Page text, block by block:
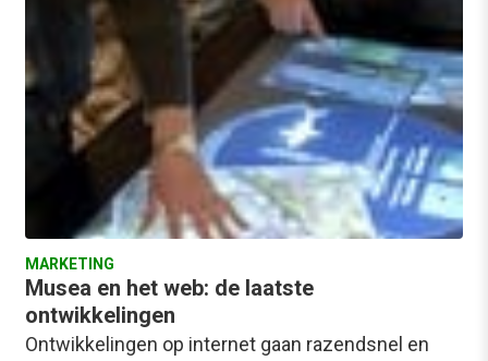
MARKETING
Musea en het web: de laatste
ontwikkelingen
Ontwikkelingen op internet gaan razendsnel en